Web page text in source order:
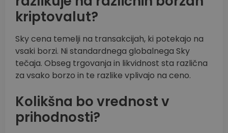
kriptovalut?
Sky cena temelji na transakcijah, ki potekajo na
vsaki borzi. Ni standardnega globalnega Sky
tečaja. Obseg trgovanja in likvidnost sta različna
za vsako borzo in te razlike vplivajo na ceno.
Kolikšna bo vrednost v
prihodnosti?